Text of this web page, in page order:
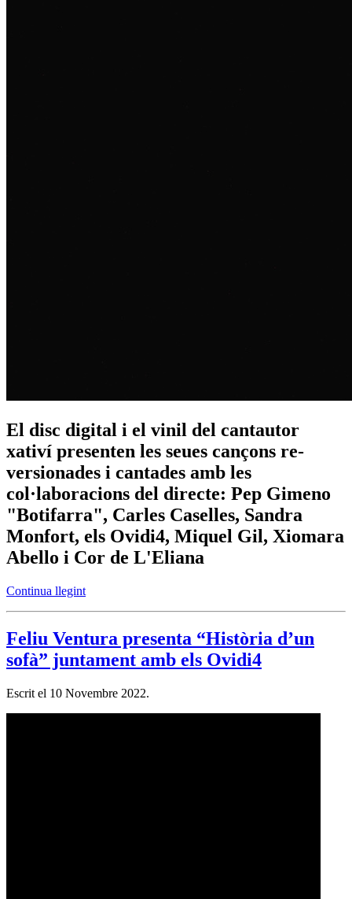
El disc digital i el vinil del cantautor
xativí presenten les seues cançons re-
versionades i cantades amb les
col·laboracions del directe: Pep Gimeno
"Botifarra", Carles Caselles, Sandra
Monfort, els Ovidi4, Miquel Gil, Xiomara
Abello i Cor de L'Eliana
Continua llegint
Feliu Ventura presenta “Història d’un
sofà” juntament amb els Ovidi4
Escrit el 10 Novembre 2022.